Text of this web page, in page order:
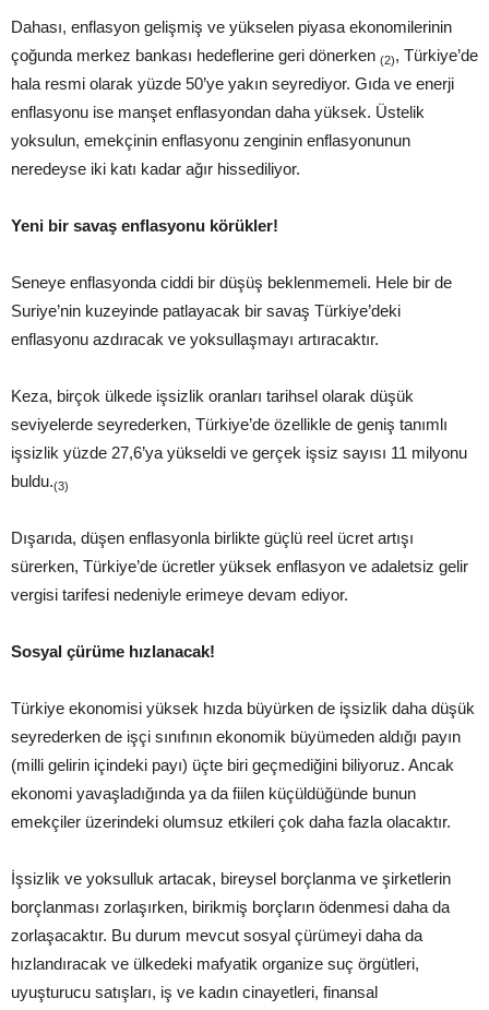
Dahası, enflasyon gelişmiş ve yükselen piyasa ekonomilerinin
çoğunda merkez bankası hedeflerine geri dönerken (2), Türkiye’de
hala resmi olarak yüzde 50’ye yakın seyrediyor. Gıda ve enerji
enflasyonu ise manşet enflasyondan daha yüksek. Üstelik
yoksulun, emekçinin enflasyonu zenginin enflasyonunun
neredeyse iki katı kadar ağır hissediliyor.
Yeni bir savaş enflasyonu körükler!
Seneye enflasyonda ciddi bir düşüş beklenmemeli. Hele bir de
Suriye’nin kuzeyinde patlayacak bir savaş Türkiye’deki
enflasyonu azdıracak ve yoksullaşmayı artıracaktır.
Keza, birçok ülkede işsizlik oranları tarihsel olarak düşük
seviyelerde seyrederken, Türkiye’de özellikle de geniş tanımlı
işsizlik yüzde 27,6’ya yükseldi ve gerçek işsiz sayısı 11 milyonu
buldu.(3)
Dışarıda, düşen enflasyonla birlikte güçlü reel ücret artışı
sürerken, Türkiye’de ücretler yüksek enflasyon ve adaletsiz gelir
vergisi tarifesi nedeniyle erimeye devam ediyor.
Sosyal çürüme hızlanacak!
Türkiye ekonomisi yüksek hızda büyürken de işsizlik daha düşük
seyrederken de işçi sınıfının ekonomik büyümeden aldığı payın
(milli gelirin içindeki payı) üçte biri geçmediğini biliyoruz. Ancak
ekonomi yavaşladığında ya da fiilen küçüldüğünde bunun
emekçiler üzerindeki olumsuz etkileri çok daha fazla olacaktır.
İşsizlik ve yoksulluk artacak, bireysel borçlanma ve şirketlerin
borçlanması zorlaşırken, birikmiş borçların ödenmesi daha da
zorlaşacaktır. Bu durum mevcut sosyal çürümeyi daha da
hızlandıracak ve ülkedeki mafyatik organize suç örgütleri,
uyuşturucu satışları, iş ve kadın cinayetleri, finansal